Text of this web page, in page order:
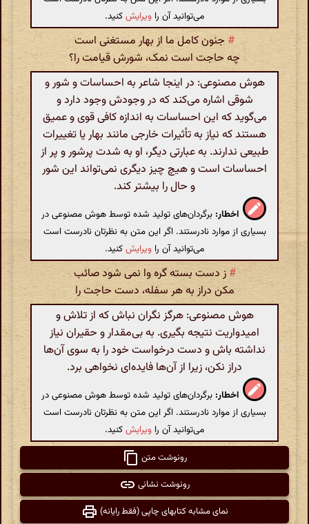
می‌توانید آن را ویرایشکنید.
# جنون کامل ما از بهار مستغنی است
چه حاجت است نمک، شورش قیامت را؟
هوش مصنوعی: در اینجا شاعر به احساسات و شور و
شوقی اشاره می‌کند که در وجودش وجود دارد و
می‌گوید که این احساسات به اندازه کافی قوی و عمیق
هستند که نیاز به تأثیرات خارجی مانند بهار یا تغییرات
طبیعی ندارند. به عبارتی دیگر، او به شدت پرشور و پر از
احساسات است و هیچ چیز دیگری نمی‌تواند این شور
و حال را بیشتر کند.
اخطار: برگردان‌های تولید شده توسط هوش مصنوعی در
بسیاری از موارد نادرستند. اگر این متن به نظرتان نادرست است
می‌توانید آن را ویرایشکنید.
# ز دست بسته گره وا نمی شود صائب
مکن دراز به هر سفله، دست حاجت را
هوش مصنوعی: هرگز نگران نباش که از تلاش و
امیدواریت نتیجه بگیری. به بی‌مقدار و حقیران نیاز
نداشته باش و دست درخواست خود را به سوی آن‌ها
دراز نکن، زیرا از آن‌ها فایده‌ای نخواهی برد.
اخطار: برگردان‌های تولید شده توسط هوش مصنوعی در
بسیاری از موارد نادرستند. اگر این متن به نظرتان نادرست است
می‌توانید آن را ویرایشکنید.
رونوشت متن
رونوشت نشانی
نمای مشابه کتابهای چاپی (فقط رایانه)